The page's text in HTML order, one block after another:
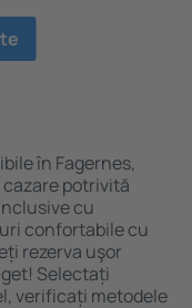
în Fagernes,
potrivită
cu
confortabile cu
rezerva uşor
Selectați
verificați metodele